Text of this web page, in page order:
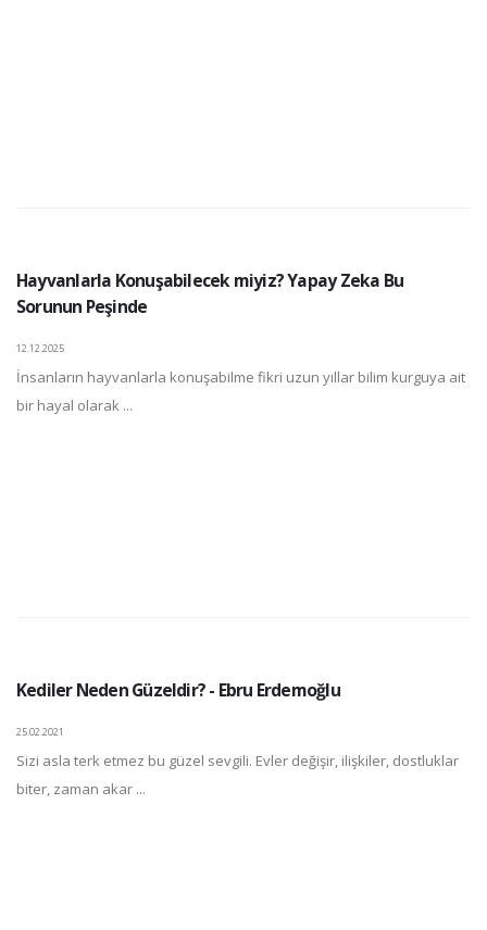
Hayvanlarla Konuşabilecek miyiz? Yapay Zeka Bu
Sorunun Peşinde
12.12.2025
İnsanların hayvanlarla konuşabilme fikri uzun yıllar bilim kurguya ait
bir hayal olarak ...
Kediler Neden Güzeldir? - Ebru Erdemoğlu
25.02.2021
Sizi asla terk etmez bu güzel sevgili. Evler değişir, ilişkiler, dostluklar
biter, zaman akar ...